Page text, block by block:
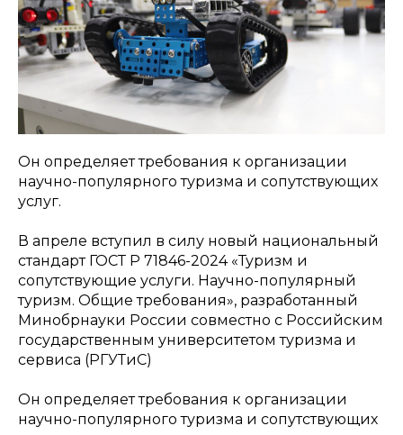
Он определяет требования к организации
научно-популярного туризма и сопутствующих
услуг.
В апреле вступил в силу новый национальный
стандарт ГОСТ Р 71846-2024 «Туризм и
сопутствующие услуги. Научно-популярный
туризм. Общие требования», разработанный
Минобрнауки России совместно с Российским
государственным университетом туризма и
сервиса (РГУТиС)
Он определяет требования к организации
научно-популярного туризма и сопутствующих